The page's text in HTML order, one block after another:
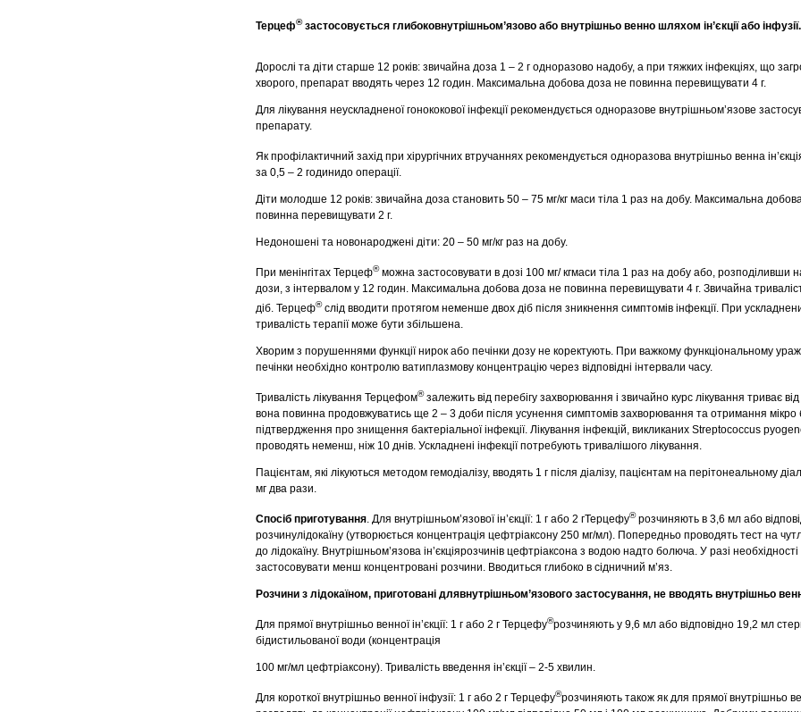
Терцеф®застосовується глибоковнутрішньом’язово або внутрішньо венно шляхом ін’єкції або інфузії.
Дорослі та діти старше 12 років: звичайна доза 1 – 2 г одноразово надобу, а при тяжких інфекціях, що
хворого, препарат вводять через 12 годин. Максимальна добова доза не повинна перевищувати 4 г.
Для лікування неускладненої гонококової інфекції рекомендується одноразове внутрішньом’язове
препарату.
Як профілактичний захід при хірургічних втручаннях рекомендується одноразова внутрішньо венна
за 0,5 – 2 годинидо операції.
Діти молодше 12 років: звичайна доза становить 50 – 75 мг/кг маси тіла 1 раз на добу. Максимальна
повинна перевищувати 2 г.
Недоношені та новонароджені діти: 20 – 50 мг/кг раз на добу.
При менінгітах Терцеф®можна застосовувати в дозі 100 мг/ кгмаси тіла 1 раз на добу або, розподіливши
дози, з інтервалом у 12 годин. Максимальна добова доза не повинна перевищувати 4 г. Звичайна
діб. Терцеф®слід вводити протягом неменше двох діб після зникнення симптомів інфекції. При
тривалість терапії може бути збільшена.
Хворим з порушеннями функції нирок або печінки дозу не коректують. При важкому функціональному
печінки необхідно контролю ватиплазмову концентрацію через відповідні інтервали часу.
Тривалість лікування Терцефом®залежить від перебігу захворювання і звичайно курс лікування триває
вона повинна продовжуватись ще 2 – 3 доби після усунення симптомів захворювання та отримання мікро
підтвердження про знищення бактеріальної інфекції. Лікування інфекцій, викликаних Streptococcus
проводять неменш, ніж 10 днів. Ускладнені інфекції потребують тривалішого лікування.
Пацієнтам, які лікуються методом гемодіалізу, вводять 1 г після діалізу, пацієнтам на перітонеальному
мг два рази.
Спосіб приготування. Для внутрішньом’язової ін’єкції: 1 г або 2 гТерцефу®розчиняють в 3,6 мл або
розчинулідокаїну (утворюється концентрація цефтріаксону 250 мг/мл). Попередньо проводять тест на
до лідокаїну. Внутрішньом’язова ін’єкціярозчинів цефтріаксона з водою надто болюча. У разі
застосовувати менш концентровані розчини. Вводиться глибоко в сідничний м’яз.
Розчини з лідокаїном, приготовані длявнутрішньом’язового застосування, не вводять внутрішньо
Для прямої внутрішньо венної ін’єкції: 1 г або 2 г Терцефу®розчиняють у 9,6 мл або відповідно 19,2 мл
бідистильованої води (концентрація
100 мг/мл цефтріаксону). Тривалість введення ін’єкції – 2-5 хвилин.
Для короткої внутрішньо венної інфузії: 1 г або 2 г Терцефу®розчиняють також як для прямої внутрішньо